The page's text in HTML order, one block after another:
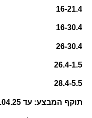
16-21.4
16-30.4
26-30.4
26.4-1.5
28.4-5.5
תוקף המבצע: עד 14.04.25 או עד גמר המלאי